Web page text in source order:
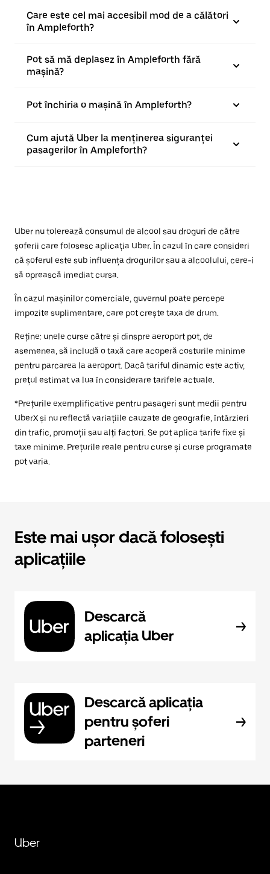
Care este cel mai accesibil mod de a călători
în Ampleforth?
Pot să mă deplasez în Ampleforth fără
mașină?
Pot închiria o mașină în Ampleforth?
Cum ajută Uber la menținerea siguranței
pasagerilor în Ampleforth?
Uber nu tolerează consumul de alcool sau droguri de către
șoferii care folosesc aplicația Uber. În cazul în care consideri
că șoferul este sub influența drogurilor sau a alcoolului, cere-i
să oprească imediat cursa.
În cazul mașinilor comerciale, guvernul poate percepe
impozite suplimentare, care pot crește taxa de drum.
Reține: unele curse către și dinspre aeroport pot, de
asemenea, să includă o taxă care acoperă costurile minime
pentru parcarea la aeroport. Dacă tariful dinamic este activ,
prețul estimat va lua în considerare tarifele actuale.
*Prețurile exemplificative pentru pasageri sunt medii pentru
UberX și nu reflectă variațiile cauzate de geografie, întârzieri
din trafic, promoții sau alți factori. Se pot aplica tarife fixe și
taxe minime. Prețurile reale pentru curse și curse programate
pot varia.
Este mai ușor dacă folosești
aplicațiile
Descarcă
aplicația Uber
Descarcă aplicația
pentru șoferi
parteneri
Uber